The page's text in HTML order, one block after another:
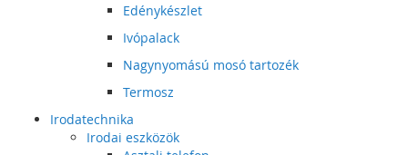
Edénykészlet
Ivópalack
Nagynyomású mosó tartozék
Termosz
Irodatechnika
Irodai eszközök